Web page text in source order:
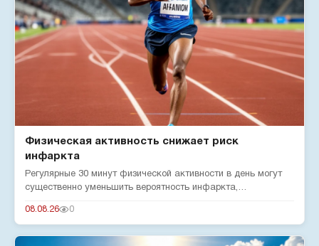
Физическая активность снижает риск
инфаркта
Регулярные 30 минут физической активности в день могут
существенно уменьшить вероятность инфаркта,
08.08.26 0